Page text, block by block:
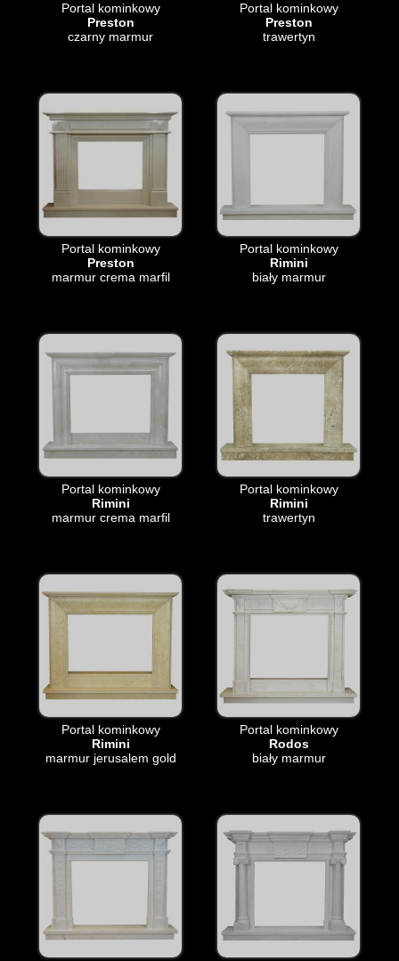
Portal kominkowy
Preston
czarny marmur
Portal kominkowy
Preston
trawertyn
Portal kominkowy
Preston
marmur crema marfil
Portal kominkowy
Rimini
biały marmur
Portal kominkowy
Rimini
marmur crema marfil
Portal kominkowy
Rimini
trawertyn
Portal kominkowy
Rimini
marmur jerusalem gold
Portal kominkowy
Rodos
biały marmur